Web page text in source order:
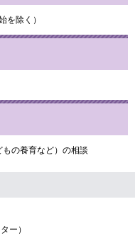
を除く）
の養育など）の相談
ー）